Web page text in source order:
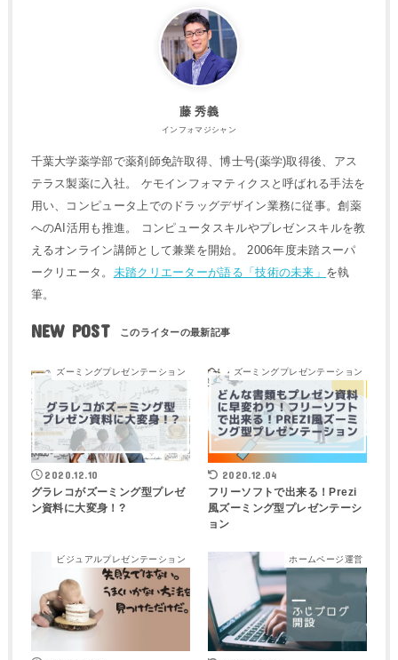
藤 秀義
インフォマジシャン
千葉大学薬学部で薬剤師免許取得、博士号(薬学)取得後、アス
テラス製薬に入社。 ケモインフォマティクスと呼ばれる手法を
用い、コンピュータ上でのドラッグデザイン業務に従事。創薬
へのAI活用も推進。 コンピュータスキルやプレゼンスキルを教
えるオンライン講師として兼業を開始。 2006年度未踏スーパ
ークリエータ。 未踏クリエーターが語る「技術の未来」 を執
筆。
NEW POST
ズーミングプレゼンテーション
2020.12.10
グラレコがズーミング型プレゼ
ン資料に大変身！?
ズーミングプレゼンテーション
2020.12.04
フリーソフトで出来る！Prezi
風ズーミング型プレゼンテーシ
ョン
ビジュアルプレゼンテーション ホームページ運営